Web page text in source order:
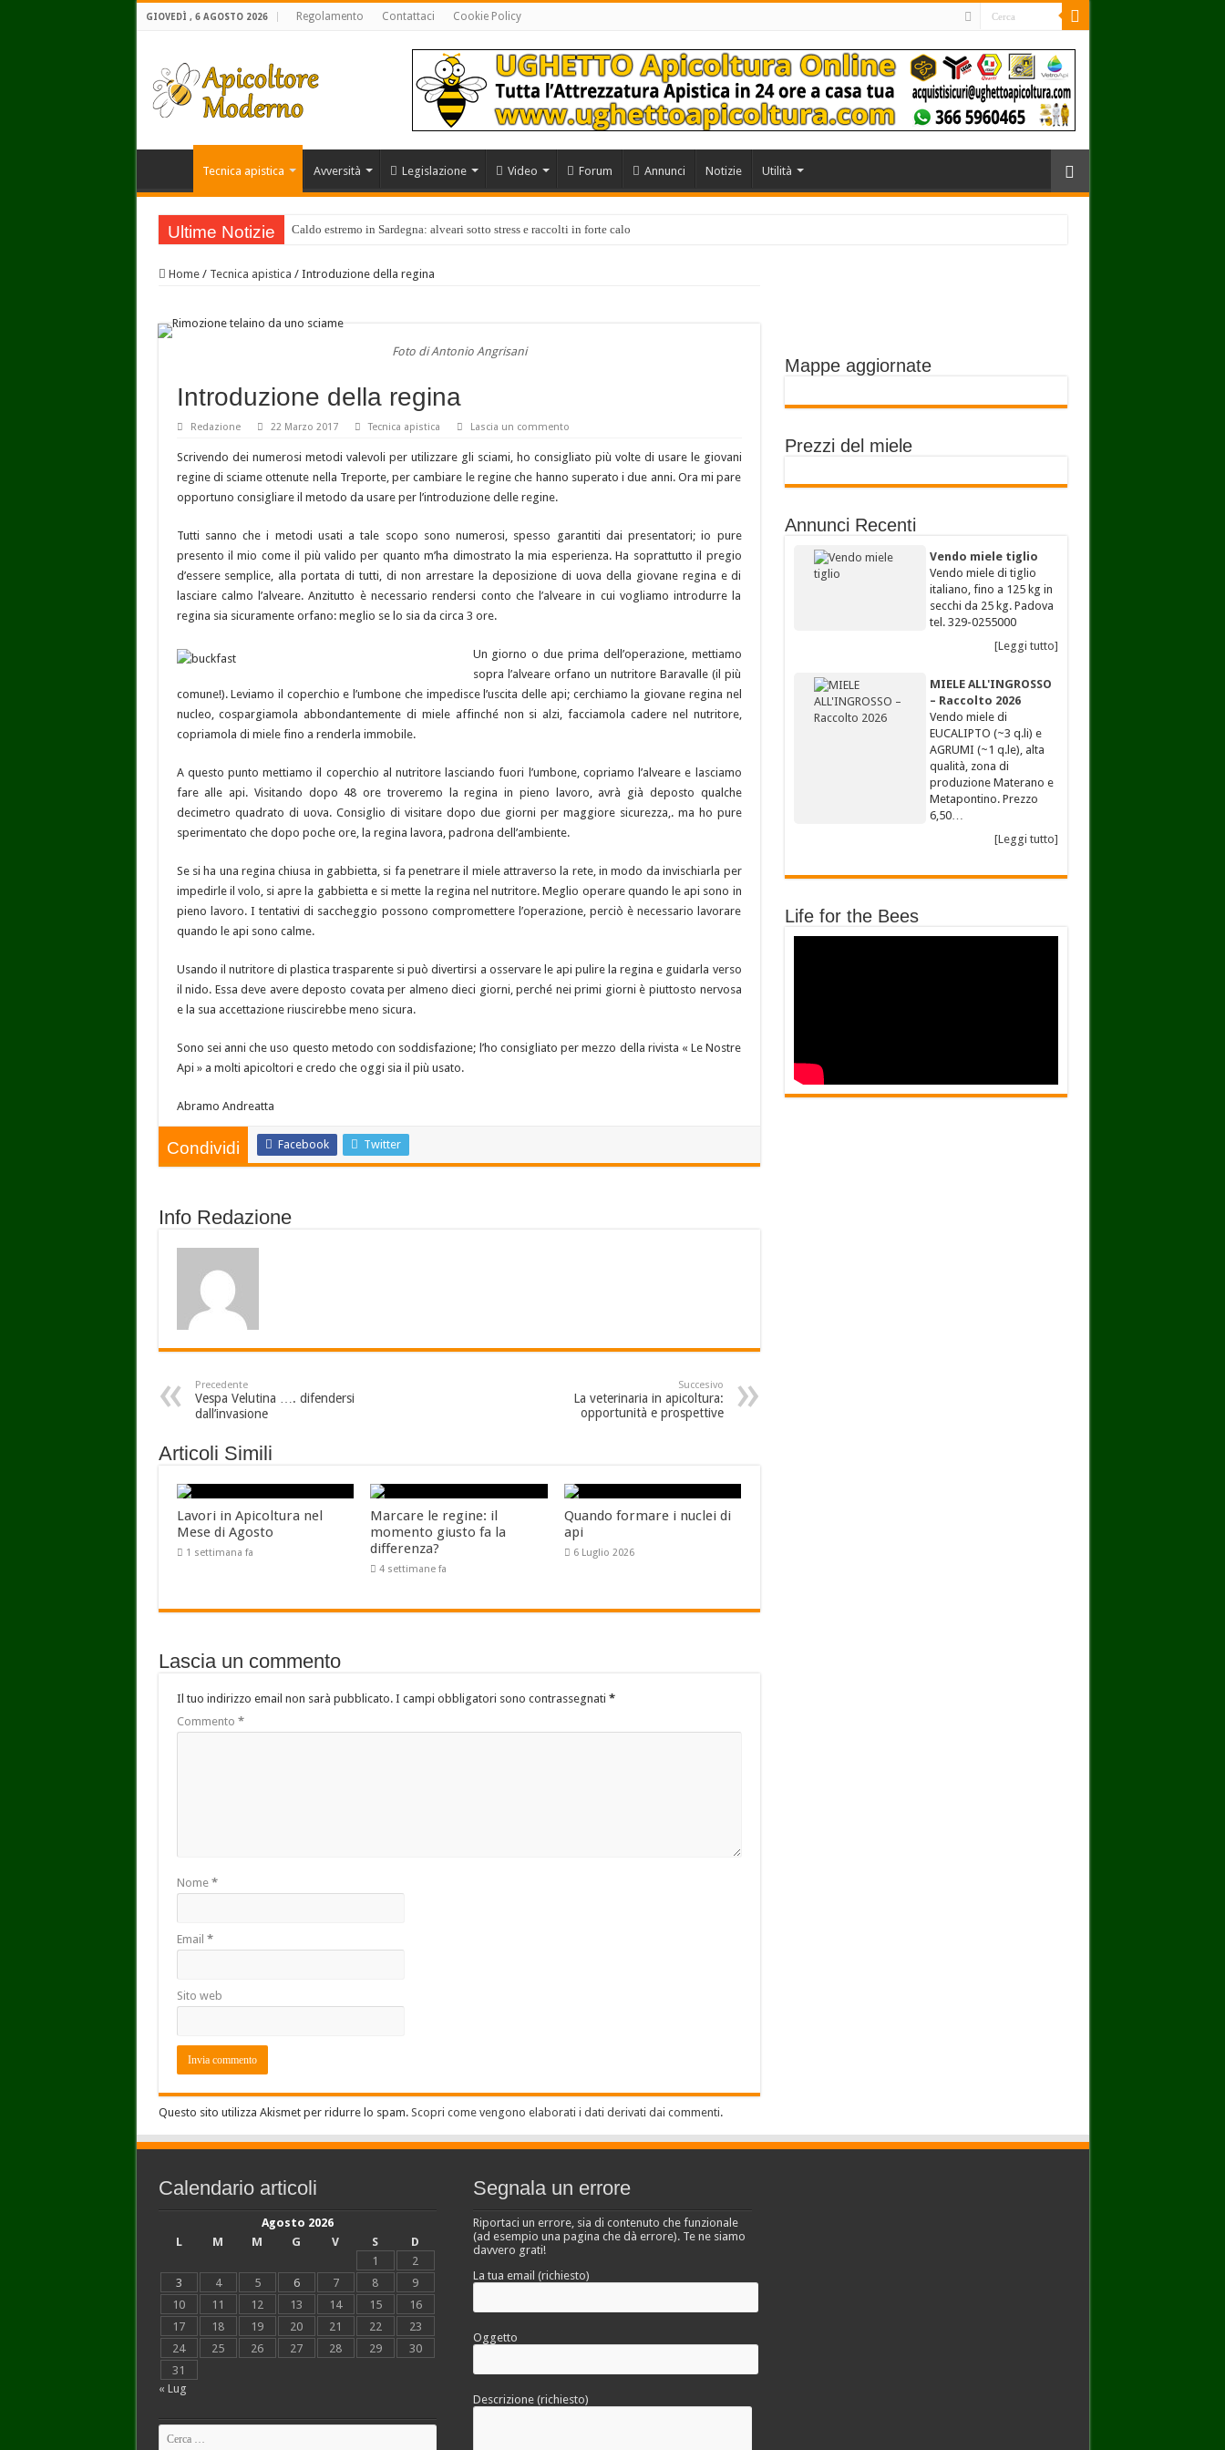
GIOVEDÌ , 6 AGOSTO 2026 Regolamento Contattaci Cookie Policy
Tecnica apistica Avversità Legislazione Video Forum Annunci Notizie Utilità
Ultime Notizie Caldo estremo in Sardegna: alveari sotto stress e raccolti in forte calo
Home / Tecnica apistica / Introduzione della regina
Foto di Antonio Angrisani
Introduzione della regina
Redazione 22 Marzo 2017 Tecnica apistica Lascia un commento
Scrivendo dei numerosi metodi valevoli per utilizzare gli sciami, ho consigliato più volte di usare le giovani
regine di sciame ottenute nella Treporte, per cambiare le regine che hanno superato i due anni. Ora mi pare
opportuno consigliare il metodo da usare per l’introduzione delle regine.
Tutti sanno che i metodi usati a tale scopo sono numerosi, spesso garantiti dai presentatori; io pure
presento il mio come il più valido per quanto m’ha dimostrato la mia esperienza. Ha soprattutto il pregio
d’essere semplice, alla portata di tutti, di non arrestare la deposizione di uova della giovane regina e di
lasciare calmo l’alveare. Anzitutto è necessario rendersi conto che l’alveare in cui vogliamo introdurre la
regina sia sicuramente orfano: meglio se lo sia da circa 3 ore.
Un giorno o due prima dell’operazione, mettiamo
sopra l’alveare orfano un nutritore Baravalle (il più
comune!). Leviamo il coperchio e l’umbone che impedisce l’uscita delle api; cerchiamo la giovane regina nel
nucleo, cospargiamola abbondantemente di miele affinché non si alzi, facciamola cadere nel nutritore,
copriamola di miele fino a renderla immobile.
A questo punto mettiamo il coperchio al nutritore lasciando fuori l’umbone, copriamo l’alveare e lasciamo
fare alle api. Visitando dopo 48 ore troveremo la regina in pieno lavoro, avrà già deposto qualche
decimetro quadrato di uova. Consiglio di visitare dopo due giorni per maggiore sicurezza,. ma ho pure
sperimentato che dopo poche ore, la regina lavora, padrona dell’ambiente.
Se si ha una regina chiusa in gabbietta, si fa penetrare il miele attraverso la rete, in modo da invischiarla per
impedirle il volo, si apre la gabbietta e si mette la regina nel nutritore. Meglio operare quando le api sono in
pieno lavoro. I tentativi di saccheggio possono compromettere l’operazione, perciò è necessario lavorare
quando le api sono calme.
Usando il nutritore di plastica trasparente si può divertirsi a osservare le api pulire la regina e guidarla verso
il nido. Essa deve avere deposto covata per almeno dieci giorni, perché nei primi giorni è piuttosto nervosa
e la sua accettazione riuscirebbe meno sicura.
Sono sei anni che uso questo metodo con soddisfazione; l’ho consigliato per mezzo della rivista « Le Nostre
Api » a molti apicoltori e credo che oggi sia il più usato.
Abramo Andreatta
Condividi Facebook Twitter
Info Redazione
Precedente
Vespa Velutina …. difendersi
dall’invasione
Succesivo
La veterinaria in apicoltura:
opportunità e prospettive
Articoli Simili
Lavori in Apicoltura nel
Mese di Agosto
1 settimana fa
Marcare le regine: il
momento giusto fa la
differenza?
4 settimane fa
Quando formare i nuclei di
api
6 Luglio 2026
Lascia un commento
Il tuo indirizzo email non sarà pubblicato. I campi obbligatori sono contrassegnati *
Commento *
Nome *
Email *
Sito web
Questo sito utilizza Akismet per ridurre lo spam. Scopri come vengono elaborati i dati derivati dai commenti.
Mappe aggiornate
Prezzi del miele
Annunci Recenti
Vendo miele tiglio
Vendo miele di tiglio
italiano, fino a 125 kg in
secchi da 25 kg. Padova
tel. 329-0255000
[Leggi tutto]
MIELE ALL'INGROSSO
– Raccolto 2026
Vendo miele di
EUCALIPTO (~3 q.li) e
AGRUMI (~1 q.le), alta
qualità, zona di
produzione Materano e
Metapontino. Prezzo
6,50…
[Leggi tutto]
Life for the Bees
Calendario articoli
Agosto 2026
L
M M G V S
D
1
2
3
4 5 6 7 8
9
10
11 12 13 14 15
16
17
18 19 20 21 22
23
24
25 26 27 28 29
30
31
« Lug
Segnala un errore
Riportaci un errore, sia di contenuto che funzionale
(ad esempio una pagina che dà errore). Te ne siamo
davvero grati!
La tua email (richiesto)
Oggetto
Descrizione (richiesto)